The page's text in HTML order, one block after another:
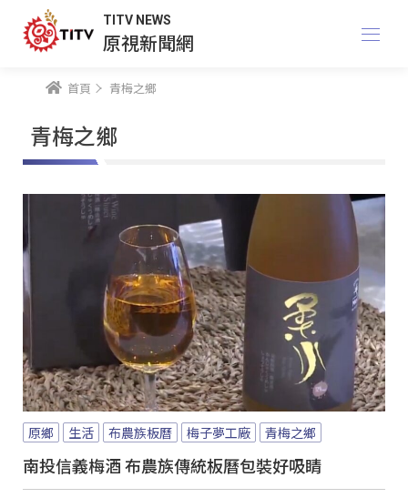
TITV NEWS
原視新聞網
首頁 青梅之鄉
青梅之鄉
原鄉 生活 布農族板曆 梅子夢工廠 青梅之鄉
南投信義梅酒 布農族傳統板曆包裝好吸睛